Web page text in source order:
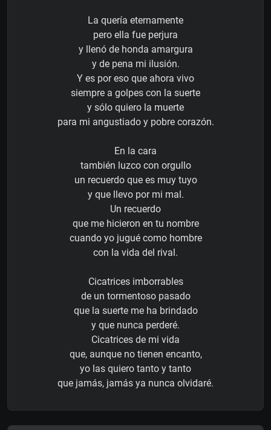
La quería eternamente
pero ella fue perjura
y llenó de honda amargura
y de pena mi ilusión.
Y es por eso que ahora vivo
siempre a golpes con la suerte
y sólo quiero la muerte
para mi angustiado y pobre corazón.
En la cara
también luzco con orgullo
un recuerdo que es muy tuyo
y que llevo por mi mal.
Un recuerdo
que me hicieron en tu nombre
cuando yo jugué como hombre
con la vida del rival.
Cicatrices imborrables
de un tormentoso pasado
que la suerte me ha brindado
y que nunca perderé.
Cicatrices de mi vida
que, aunque no tienen encanto,
yo las quiero tanto y tanto
que jamás, jamás ya nunca olvidaré.